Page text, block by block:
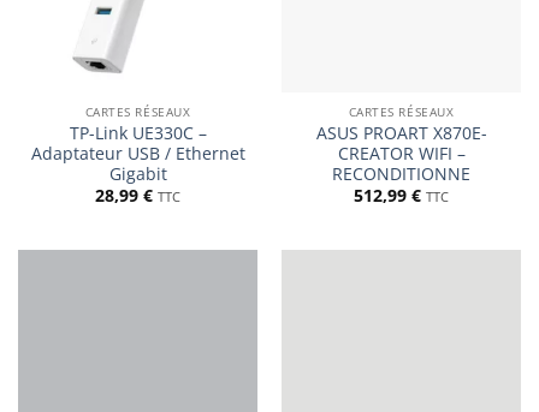
CARTES RÉSEAUX
TP-Link UE330C –
Adaptateur USB / Ethernet
Gigabit
28,99 € TTC
CARTES RÉSEAUX
ASUS PROART X870E-
CREATOR WIFI –
RECONDITIONNE
512,99 € TTC